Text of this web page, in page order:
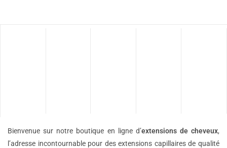
Bienvenue sur notre boutique en ligne d’extensions decheveux,
l’adresse incontournable pour des extensions capillaires de qualité